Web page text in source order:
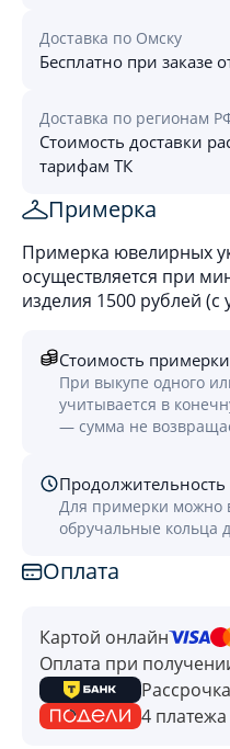
Доставка по Омску
Бесплатно при заказе
Доставка по регионам
Стоимость доставки
тарифам ТК
Примерка
Примерка ювелирных
осуществляется при
изделия 1500 рублей (с
Стоимость
При выкупе одного
учитывается в
— сумма не
Для примерки можно
обручальные кольца
Оплата
Картой онлайн
Оплата при
Рассрочка
4 платежа